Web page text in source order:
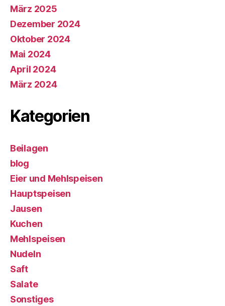
März 2025
Dezember 2024
Oktober 2024
Mai 2024
April 2024
März 2024
Kategorien
Beilagen
blog
Eier und Mehlspeisen
Hauptspeisen
Jausen
Kuchen
Mehlspeisen
Nudeln
Saft
Salate
Sonstiges